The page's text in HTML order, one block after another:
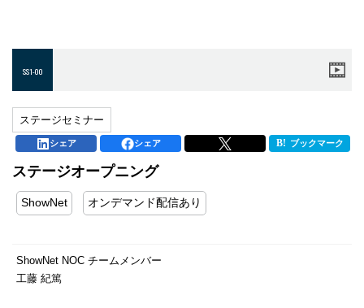
SS1-00
ステージセミナー
シェア シェア ブックマーク
ステージオープニング
ShowNet オンデマンド配信あり
ShowNet NOC チームメンバー
工藤 紀篤